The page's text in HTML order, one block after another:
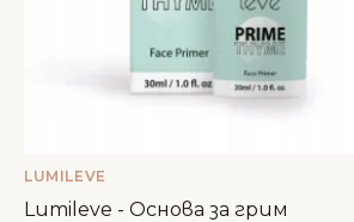
LUMILEVE
Lumileve - Основа за грим